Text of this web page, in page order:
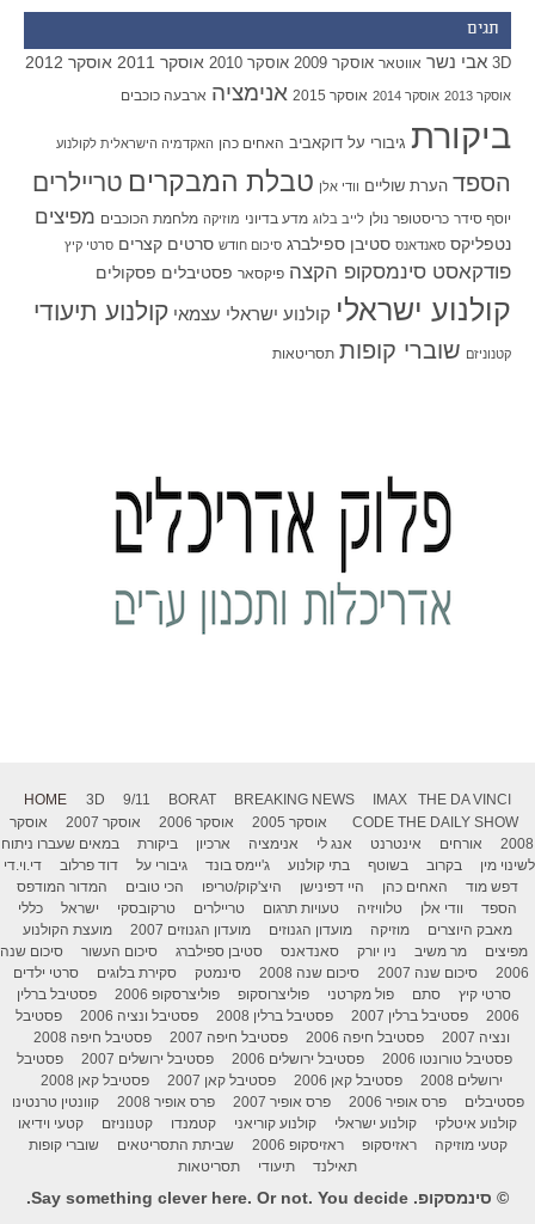
תגים
3D אבי נשר אווטאר אוסקר 2009 אוסקר 2010 אוסקר 2011 אוסקר 2012
אוסקר 2013 אוסקר 2014 אוסקר 2015 אנימציה ארבעה כוכבים
ביקורת גיבורי על דוקאביב האחים כהן האקדמיה הישראלית לקולנוע
הספד הערת שוליים וודי אלן טבלת המבקרים טריילרים
יוסף סידר כריסטופר נולן לייב בלוג מדע בדיוני מוזיקה מלחמת הכוכבים מפיצים
נטפליקס סאנדאנס סטיבן ספילברג סיכום חודש סרטים קצרים סרטי קיץ
פודקאסט סינמסקופ הקצה פיקסאר פסטיבלים פסקולים
קולנוע ישראלי קולנוע ישראלי עצמאי קולנוע תיעודי
קטנוניזם שוברי קופות תסריטאות
HOME 3D 9/11 BORAT BREAKING NEWS IMAX
THE DA VINCI
CODE THE DAILY SHOW אוסקר 2005 אוסקר 2006 אוסקר 2007
אוסקר
2008
אורחים אינטרנט אנג לי אנימציה ארכיון ביקורת
במאים שעברו ניתוח
לשינוי מין
בקרוב בשוטף בתי קולנוע ג'יימס בונד גיבורי על דוד פרלוב
די.וי.די
דפש מוד
האחים כהן היי דפינישן היצ'קוק/טריפו הכי טובים
המדור המודפס
הספד
וודי אלן טלוויזיה טעויות תרגום טריילרים טרקובסקי ישראל
כללי
מאבק היוצרים
מוזיקה מועדון הגנוזים מועדון הגנוזים 2007
מועצת הקולנוע
מפיצים
מר משיב ניו יורק סאנדאנס סטיבן ספילברג סיכום העשור
סיכום שנה
2006
סיכום שנה 2007 סיכום שנה 2008 סינמטק סקירת בלוגים
סרטי ילדים
סרטי קיץ
סתם פול מקרטני פוליצרוסקופ פוליצרסקופ 2006
פסטיבל ברלין
2006
פסטיבל ברלין 2007 פסטיבל ברלין 2008 פסטיבל ונציה 2006
פסטיבל
ונציה 2007
פסטיבל חיפה 2006 פסטיבל חיפה 2007
פסטיבל חיפה 2008
פסטיבל טורונטו 2006
פסטיבל ירושלים 2006 פסטיבל ירושלים 2007
פסטיבל
ירושלים 2008
פסטיבל קאן 2006 פסטיבל קאן 2007
פסטיבל קאן 2008
פסטיבלים
פרס אופיר 2006 פרס אופיר 2007 פרס אופיר 2008
קוונטין טרנטינו
קולנוע איטלקי
קולנוע ישראלי קולנוע קוריאני קטמנדו קטנוניזם
קטעי וידיאו
קטעי מוזיקה
ראזיסקופ ראזיסקופ 2006 שביתת התסריטאים
שוברי קופות
תאילנד
תיעודי תסריטאות
© סינמסקופ. Say something clever here. Or not. You decide.